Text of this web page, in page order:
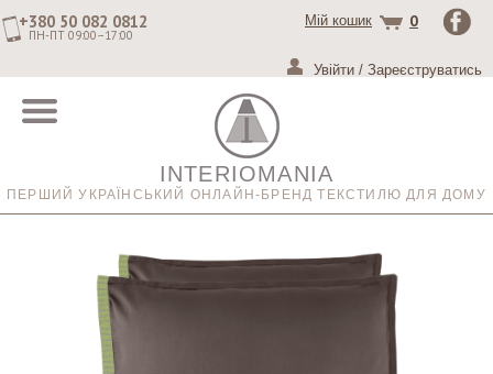
+380 50 082 0812
ПН-ПТ 09:00–17:00
Мій кошик 0
Увійти / Зареєструватись
INTERIOMANIA
ПЕРШИЙ УКРАЇНСЬКИЙ ОНЛАЙН-БРЕНД ТЕКСТИЛЮ ДЛЯ ДОМУ